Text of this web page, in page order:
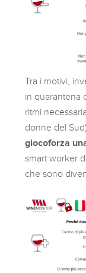
Tra i motivi,
in quarantena
ritmi
donne del
giocoforza
smart worker
che sono